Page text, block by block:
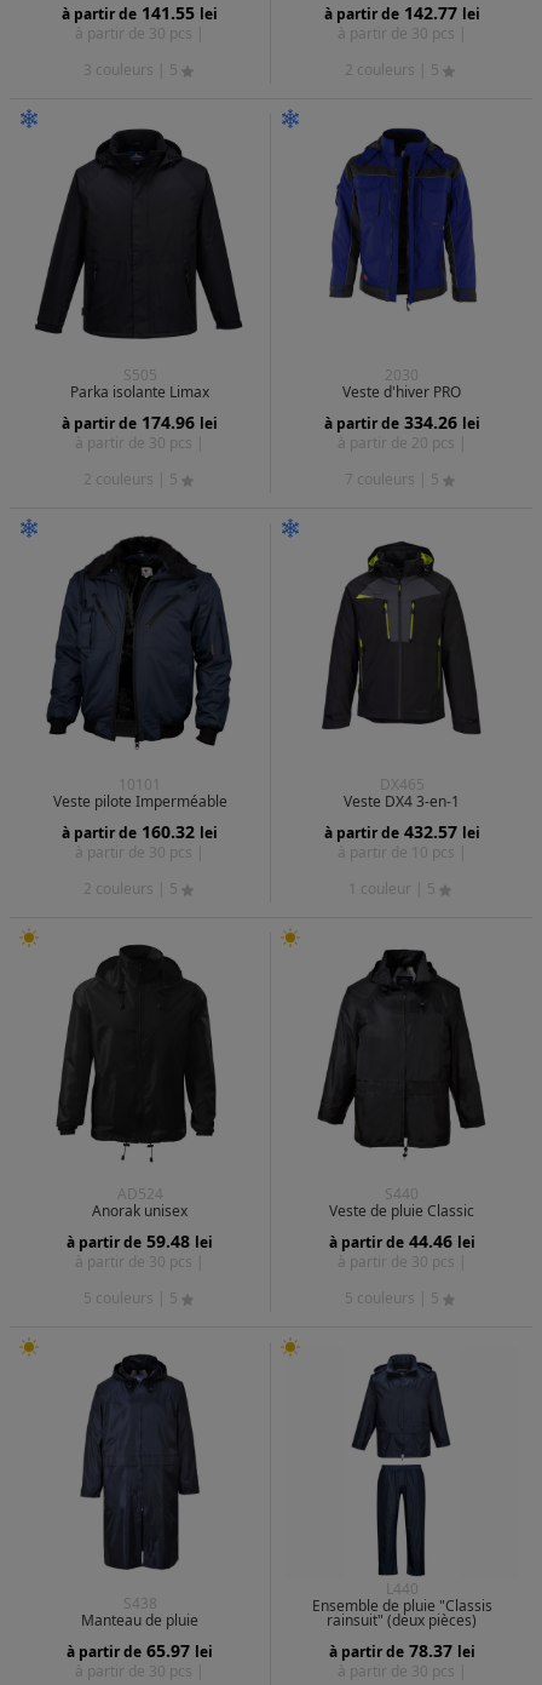
à partir de 141.55 lei
à partir de 30 pcs |
3 couleurs
| 5
à partir de 142.77 lei
à partir de 30 pcs |
2 couleurs
| 5
S505
Parka isolante Limax
à partir de 174.96 lei
à partir de 30 pcs |
2 couleurs
| 5
2030
Veste d'hiver PRO
à partir de 334.26 lei
à partir de 20 pcs |
7 couleurs
| 5
10101
Veste pilote Imperméable
à partir de 160.32 lei
à partir de 30 pcs |
2 couleurs
| 5
DX465
Veste DX4 3-en-1
à partir de 432.57 lei
à partir de 10 pcs |
1 couleur
| 5
AD524
Anorak unisex
à partir de 59.48 lei
à partir de 30 pcs |
5 couleurs
| 5
S440
Veste de pluie Classic
à partir de 44.46 lei
à partir de 30 pcs |
5 couleurs
| 5
S438
Manteau de pluie
à partir de 65.97 lei
à partir de 30 pcs |
L440
Ensemble de pluie "Classis
rainsuit" (deux pièces)
à partir de 78.37 lei
à partir de 30 pcs |